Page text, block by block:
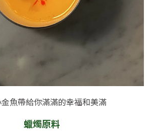
魚帶給你滿滿的幸福和美滿
蠟燭原料